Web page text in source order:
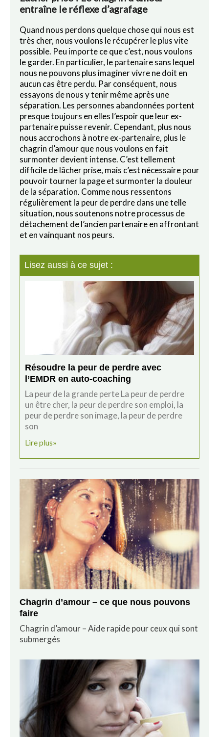
entraîne le réflexe d’agrafage
Quand nous perdons quelque chose qui nous est
très cher, nous voulons le récupérer le plus vite
possible. Peu importe ce que c’est, nous voulons
le garder. En particulier, le partenaire sans lequel
nous ne pouvons plus imaginer vivre ne doit en
aucun cas être perdu. Par conséquent, nous
essayons de nous y tenir même après une
séparation. Les personnes abandonnées portent
presque toujours en elles l’espoir que leur ex-
partenaire puisse revenir. Cependant, plus nous
nous accrochons à notre ex-partenaire, plus le
chagrin d’amour que nous voulons en fait
surmonter devient intense. C’est tellement
difficile de lâcher prise, mais c’est nécessaire pour
pouvoir tourner la page et surmonter la douleur
de la séparation. Comme nous ressentons
régulièrement la peur de perdre dans une telle
situation, nous soutenons notre processus de
détachement de l’ancien partenaire en affrontant
et en vainquant nos peurs.
Lisez aussi à ce sujet :
Résoudre la peur de perdre avec
l’EMDR en auto-coaching
La peur de la grande perte La peur de perdre
un être cher, la peur de perdre son emploi, la
peur de perdre son image, la peur de perdre
son
Lire plus»
Chagrin d’amour – ce que nous pouvons
faire
Chagrin d’amour – Aide rapide pour ceux qui sont
submergés